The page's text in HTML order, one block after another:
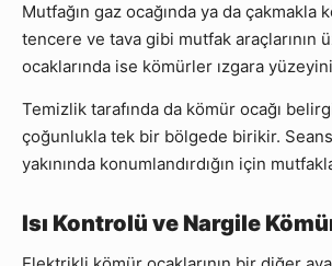
Mutfağın gaz ocağında ya da çakmakla
tencere ve tava gibi mutfak araçlarının
ocaklarında ise kömürler ızgara
Temizlik tarafında da kömür ocağı
çoğunlukla tek bir bölgede birikir. Seans
yakınında konumlandırdığın için
Isı Kontrolü ve Nargile